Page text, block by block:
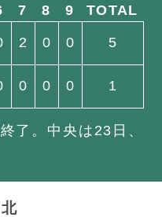
7 8 9
TOTAL
2 0 0 5
0 0 0 1
了。中央は23日、